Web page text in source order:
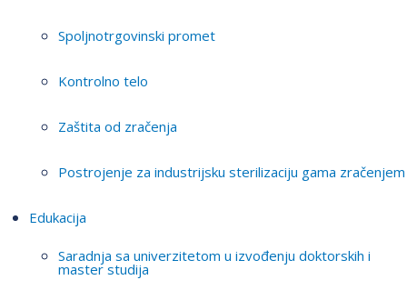
Spoljnotrgovinski promet
Kontrolno telo
Zaštita od zračenja
Postrojenje za industrijsku sterilizaciju gama zračenjem
Edukacija
Saradnja sa univerzitetom u izvođenju doktorskih i
master studija